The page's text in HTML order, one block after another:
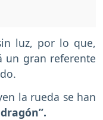
luz, por lo que,
un gran referente
la rueda se han